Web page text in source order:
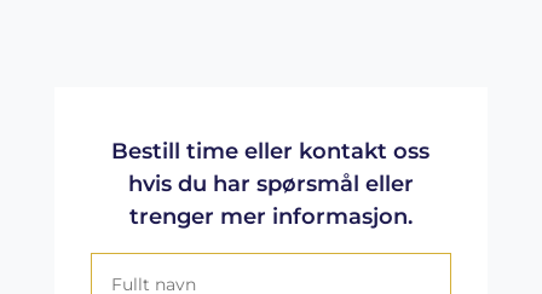
Bestill time eller kontakt oss
hvis du har spørsmål eller
trenger mer informasjon.